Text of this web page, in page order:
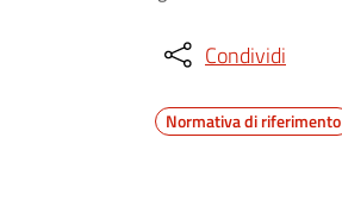
Condividi
Normativa di riferimento